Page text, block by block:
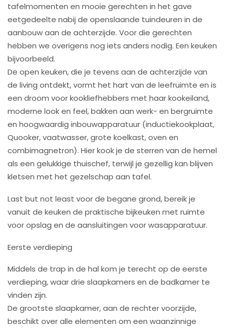
tafelmomenten en mooie gerechten in het gave
eetgedeelte nabij de openslaande tuindeuren in de
aanbouw aan de achterzijde. Voor die gerechten
hebben we overigens nog iets anders nodig. Een keuken
bijvoorbeeld.
De open keuken, die je tevens aan de achterzijde van
de living ontdekt, vormt het hart van de leefruimte en is
een droom voor kookliefhebbers met haar kookeiland,
moderne look en feel, bakken aan werk- en bergruimte
en hoogwaardig inbouwapparatuur (inductiekookplaat,
Quooker, vaatwasser, grote koelkast, oven en
combimagnetron). Hier kook je de sterren van de hemel
als een gelukkige thuischef, terwijl je gezellig kan blijven
kletsen met het gezelschap aan tafel.
Last but not least voor de begane grond, bereik je
vanuit de keuken de praktische bijkeuken met ruimte
voor opslag en de aansluitingen voor wasapparatuur.
Eerste verdieping
Middels de trap in de hal kom je terecht op de eerste
verdieping, waar drie slaapkamers en de badkamer te
vinden zijn.
De grootste slaapkamer, aan de rechter voorzijde,
beschikt over alle elementen om een waanzinnige